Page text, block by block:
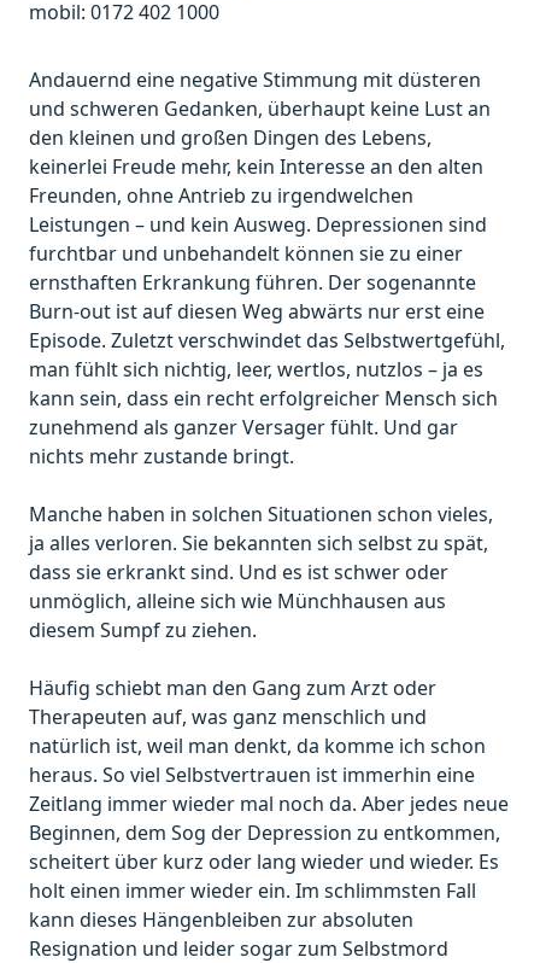
mobil: 0172 402 1000
Andauernd eine negative Stimmung mit düsteren
und schweren Gedanken, überhaupt keine Lust an
den kleinen und großen Dingen des Lebens,
keinerlei Freude mehr, kein Interesse an den alten
Freunden, ohne Antrieb zu irgendwelchen
Leistungen – und kein Ausweg. Depressionen sind
furchtbar und unbehandelt können sie zu einer
ernsthaften Erkrankung führen. Der sogenannte
Burn-out ist auf diesen Weg abwärts nur erst eine
Episode. Zuletzt verschwindet das Selbstwertgefühl,
man fühlt sich nichtig, leer, wertlos, nutzlos – ja es
kann sein, dass ein recht erfolgreicher Mensch sich
zunehmend als ganzer Versager fühlt. Und gar
nichts mehr zustande bringt.
Manche haben in solchen Situationen schon vieles,
ja alles verloren. Sie bekannten sich selbst zu spät,
dass sie erkrankt sind. Und es ist schwer oder
unmöglich, alleine sich wie Münchhausen aus
diesem Sumpf zu ziehen.
Häufig schiebt man den Gang zum Arzt oder
Therapeuten auf, was ganz menschlich und
natürlich ist, weil man denkt, da komme ich schon
heraus. So viel Selbstvertrauen ist immerhin eine
Zeitlang immer wieder mal noch da. Aber jedes neue
Beginnen, dem Sog der Depression zu entkommen,
scheitert über kurz oder lang wieder und wieder. Es
holt einen immer wieder ein. Im schlimmsten Fall
kann dieses Hängenbleiben zur absoluten
Resignation und leider sogar zum Selbstmord